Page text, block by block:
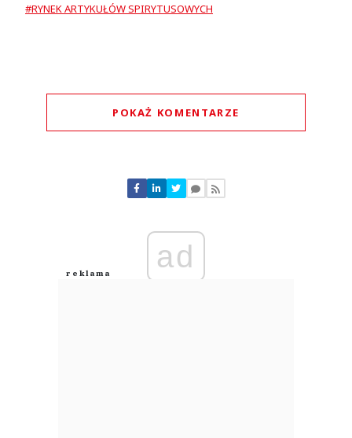
#RYNEK ARTYKUŁÓW SPIRYTUSOWYCH
POKAŻ KOMENTARZE
Nie znaleziono komentarzy
Zostaw swoje komentarze
Anuluj
ad